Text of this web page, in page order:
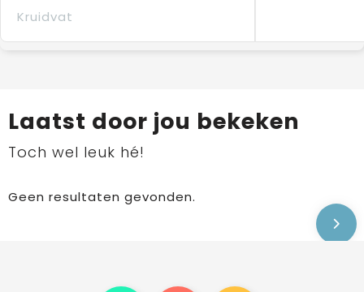
Kruidvat
Laatst door jou bekeken
Toch wel leuk hé!
Geen resultaten gevonden.